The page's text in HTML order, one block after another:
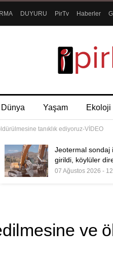
DUYURU PirTv Haberler
Dünya Yaşam Ekoloji
tanıklık ediyoruz-VİDEO
Jeotermal sondaj
girildi, köylüler
07 Ağustos 2026 -
ve